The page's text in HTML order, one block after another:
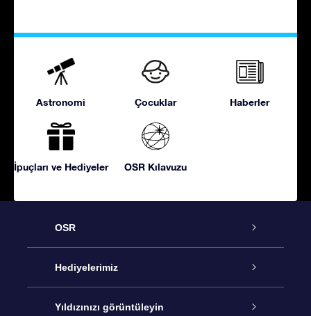
Astronomi Çocuklar Haberler
İpuçları ve Hediyeler OSR Kılavuzu
OSR
Hizmet
İletişim
Hediyelerimiz
Çevrimiçi Yıldız Hediyesi
Yıldızınızı görüntüleyin